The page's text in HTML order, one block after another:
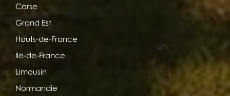
Corse
Grand Est
Hauts-de-France
Ile-de-France
Limousin
Normandie